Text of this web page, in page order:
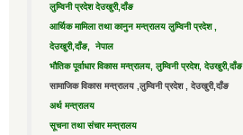
लुम्विनी प्रदेश देउखुरी,दाँङ
आर्थिक मामिला तथा कानुन मन्त्रालय लुम्विनी प्रदेश ,
देउखुरी,दाँङ, नेपाल
भौतिक पूर्वाधार विकास मन्त्रालय, लुम्विनी प्रदेश, देउखुरी,दाँङ
सामाजिक विकास मन्त्रालय ,लुम्विनी प्रदेश , देउखुरी,दाँङ
अर्थ मन्त्रालय
सूचना तथा संचार मन्त्रालय